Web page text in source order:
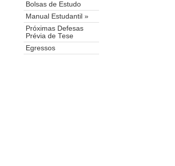
Bolsas de Estudo
Manual Estudantil »
Próximas Defesas
Prévia de Tese
Egressos